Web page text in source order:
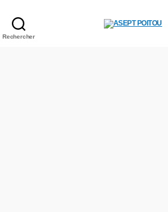
Rechercher